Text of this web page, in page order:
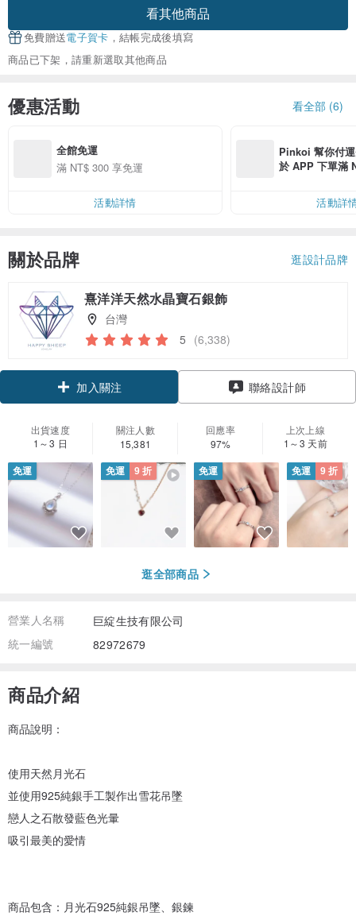
看其他商品
免費贈送電子賀卡 ，結帳完成後填寫
商品已下架，請重新選取其他商品
優惠活動 看全部 (6)
全館免運
滿 NT$ 300 享免運
活動詳情
Pinkoi 幫你付
於 APP 下單滿
活動詳
關於品牌 逛設計品牌
熹洋洋天然水晶寶石銀飾
台灣
5 (6,338)
加入關注
聯絡設計師
出貨速度
1～3 日
關注人數
15,381
回應率
97%
上次上線
1～3 天前
免運 免運 9 折 免運 免運 9 折
逛全部商品
營業人名稱
巨綻生技有限公司
統一編號
82972679
商品介紹
商品說明：
使用天然月光石
並使用925純銀手工製作出雪花吊墜
戀人之石散發藍色光暈
吸引最美的愛情
商品包含：月光石925純銀吊墜、銀鍊